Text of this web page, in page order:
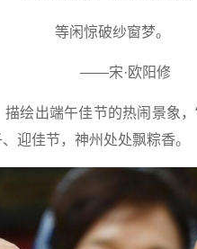
等闲惊破纱窗梦。
——宋·欧阳修
绘出端午佳节的热闹景象
迎佳节，神州处处飘粽香。